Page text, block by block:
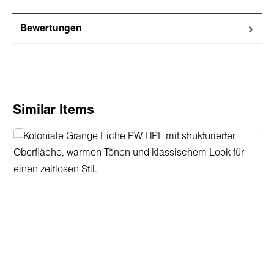
Bewertungen
Produktgalerie überspringen
Similar Items